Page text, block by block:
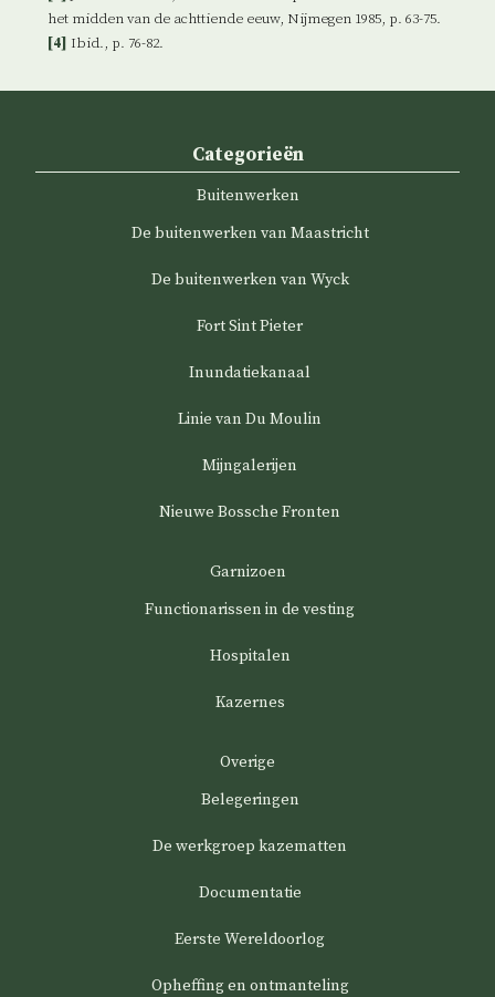
het midden van de achttiende eeuw, Nijmegen 1985, p. 63-75.
[4] Ibid., p. 76-82.
Categorieën
Buitenwerken
De buitenwerken van Maastricht
De buitenwerken van Wyck
Fort Sint Pieter
Inundatiekanaal
Linie van Du Moulin
Mijngalerijen
Nieuwe Bossche Fronten
Garnizoen
Functionarissen in de vesting
Hospitalen
Kazernes
Overige
Belegeringen
De werkgroep kazematten
Documentatie
Eerste Wereldoorlog
Opheffing en ontmanteling